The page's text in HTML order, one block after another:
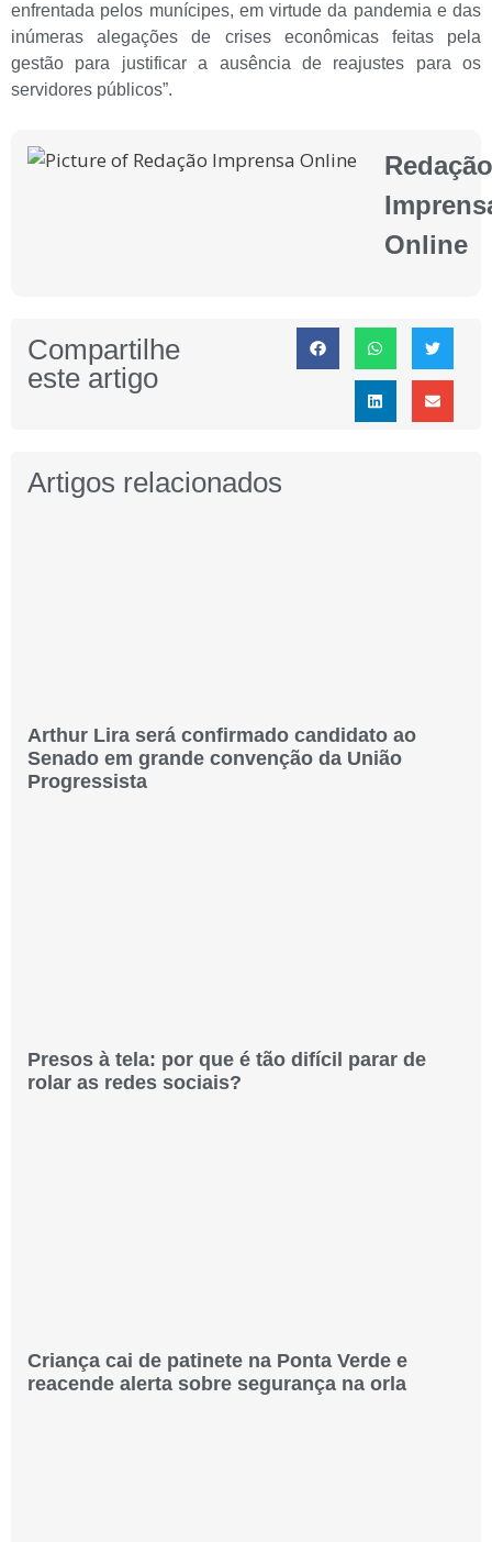
enfrentada pelos munícipes, em virtude da pandemia e das
inúmeras alegações de crises econômicas feitas pela
gestão para justificar a ausência de reajustes para os
servidores públicos”.
Redação
Online
Compartilhe
este artigo
Artigos relacionados
Arthur Lira será confirmado candidato ao
Senado em grande convenção da União
Progressista
Presos à tela: por que é tão difícil parar de
rolar as redes sociais?
Criança cai de patinete na Ponta Verde e
reacende alerta sobre segurança na orla